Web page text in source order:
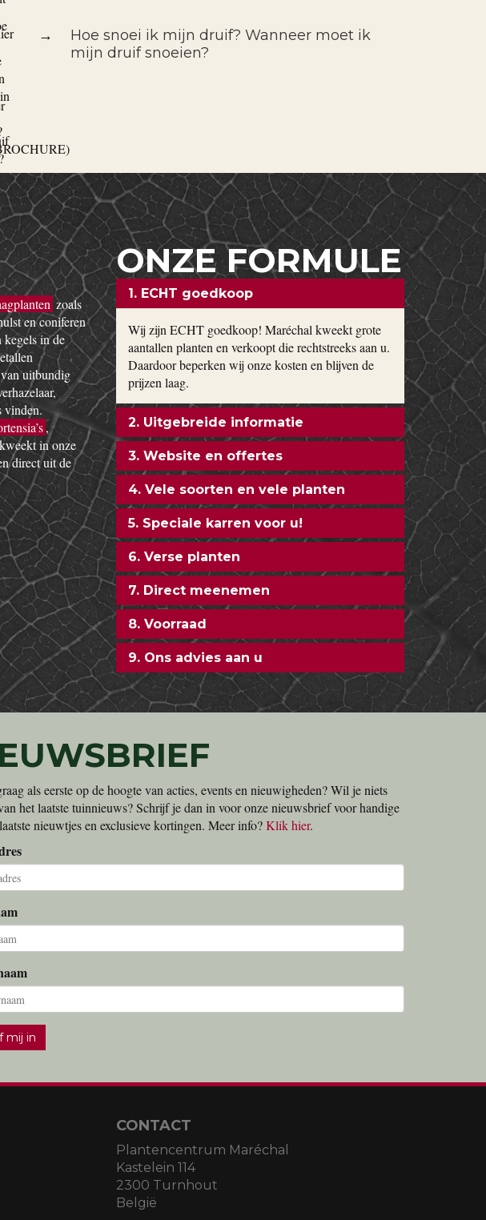
→
Hoe snoei ik mijn druif? Wanneer moet ik
mijn druif snoeien?
zoals
en coniferen
kegels in de
uitbundig
vinden.
,
in onze
direct uit de
ONZE FORMULE
1. ECHT goedkoop
Wij zijn ECHT goedkoop! Maréchal kweekt grote
aantallen planten en verkoopt die rechtstreeks aan u.
Daardoor beperken wij onze kosten en blijven de
prijzen laag.
2. Uitgebreide informatie
3. Website en offertes
4. Vele soorten en vele planten
5. Speciale karren voor u!
6. Verse planten
7. Direct meenemen
8. Voorraad
9. Ons advies aan u
als eerste op de hoogte van acties, events en nieuwigheden? Wil je niets
het laatste tuinnieuws? Schrijf je dan in voor onze nieuwsbrief voor handige
nieuwtjes en exclusieve kortingen. Meer info?Klik hier.
mij in
CONTACT
Plantencentrum Maréchal
Kastelein 114
2300 Turnhout
België